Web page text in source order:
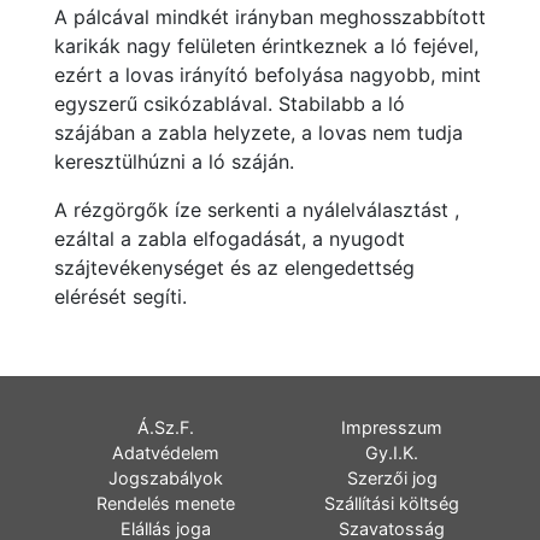
A pálcával mindkét irányban meghosszabbított
karikák nagy felületen érintkeznek a ló fejével,
ezért a lovas irányító befolyása nagyobb, mint
egyszerű csikózablával. Stabilabb a ló
szájában a zabla helyzete, a lovas nem tudja
keresztülhúzni a ló száján.
A rézgörgők íze serkenti a nyálelválasztást ,
ezáltal a zabla elfogadását, a nyugodt
szájtevékenységet és az elengedettség
elérését segíti.
Á.Sz.F.
Impresszum
Adatvédelem
Gy.I.K.
Jogszabályok
Szerzői jog
Rendelés menete
Szállítási költség
Elállás joga
Szavatosság